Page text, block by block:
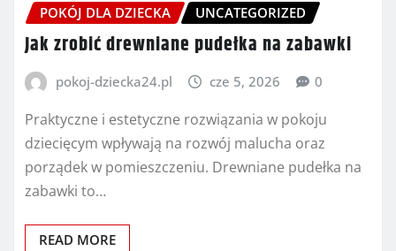
POKÓJ DLA DZIECKA UNCATEGORIZED
Jak zrobić drewniane pudełka na zabawki
pokoj-dziecka24.pl cze 5, 2026 0
Praktyczne i estetyczne rozwiązania w pokoju
dziecięcym wpływają na rozwój malucha oraz
porządek w pomieszczeniu. Drewniane pudełka na
zabawki to…
READ MORE